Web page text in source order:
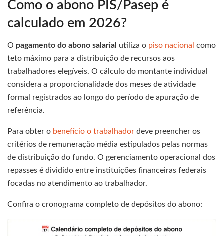
Como o abono PIS/Pasep é
calculado em 2026?
O pagamento do abono salarial utiliza o piso nacional como
teto máximo para a distribuição de recursos aos
trabalhadores elegíveis. O cálculo do montante individual
considera a proporcionalidade dos meses de atividade
formal registrados ao longo do período de apuração de
referência.
Para obter o benefício o trabalhador deve preencher os
critérios de remuneração média estipulados pelas normas
de distribuição do fundo. O gerenciamento operacional dos
repasses é dividido entre instituições financeiras federais
focadas no atendimento ao trabalhador.
Confira o cronograma completo de depósitos do abono: